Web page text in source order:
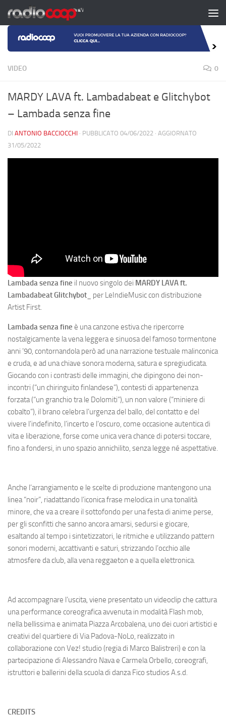
Salta al contenuto
VIDEO 0
MARDY LAVA ft. Lambadabeat e Glitchybot
– Lambada senza fine
DI ANTONIO BACCIOCCHI · PUBBLICATO 04/06/2022 · AGGIORNATO
31/05/2022
Lambada senza fine il nuovo singolo dei MARDY LAVA ft.
Lambadabeat Glitchybot_ per LeIndieMusic con distribuzione
Artist First.
Lambada senza fine è una canzone estiva che ripercorre
nostalgicamente la vena leggera e sinuosa del famoso tormentone
anni ’90, contornandola però ad una narrazione testuale malinconica
e cruda, e ad una chiave sonora moderna, satura e spregiudicata.
Giocando con i contrasti delle immagini, che dipingono dei non-
incontri (“un chiringuito finlandese”), contesti di appartenenza
forzata (“un granchio tra le Dolomiti”), un non valore (“miniere di
cobalto”), il brano celebra l’urgenza del ballo, del contatto e del
vivere l’indefinito, l’incerto e l’oscuro, come occasione autentica di
vita e liberazione, forse come unica vera chance di potersi toccare,
fino a fondersi, in uno spazio annichilito, senza legge né aspettative.
Anche l’arrangiamento e le scelte di produzione mantengono una
linea “noir”, riadattando l’iconica frase melodica in una tonalità
minore, che va a creare il sottofondo per una festa di anime perse,
per gli sconfitti che sanno ancora amarsi, sedursi e giocare,
esaltando al tempo i sintetizzatori, le ritmiche e utilizzando pattern
sonori moderni, accattivanti e saturi, strizzando l’occhio alle
atmosfere da club, alla vena reggaeton e a quella elettronica.
Ad accompagnare l’uscita, viene presentato un videoclip che cattura
una performance coreografica avvenuta in modalità Flash mob,
nella bellissima e animata Piazza Arcobalena, uno dei cuori artistici e
creativi del quartiere di Via Padova-NoLo, realizzato in
collaborazione con Vez! studio (regia di Marco Balistreri) e con la
partecipazione di Alessandro Nava e Carmela Orbello, coreografi,
istruttori e ballerini della scuola di danza Fico studios A.s.d.
CREDITS